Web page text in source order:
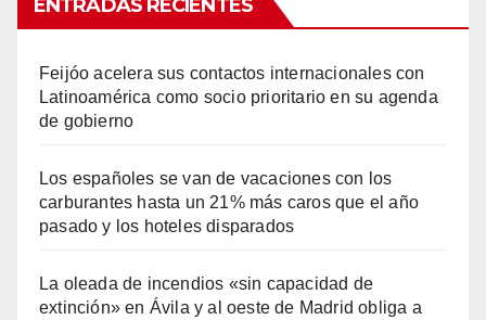
ENTRADAS RECIENTES
Feijóo acelera sus contactos internacionales con
Latinoamérica como socio prioritario en su agenda
de gobierno
Los españoles se van de vacaciones con los
carburantes hasta un 21% más caros que el año
pasado y los hoteles disparados
La oleada de incendios «sin capacidad de
extinción» en Ávila y al oeste de Madrid obliga a